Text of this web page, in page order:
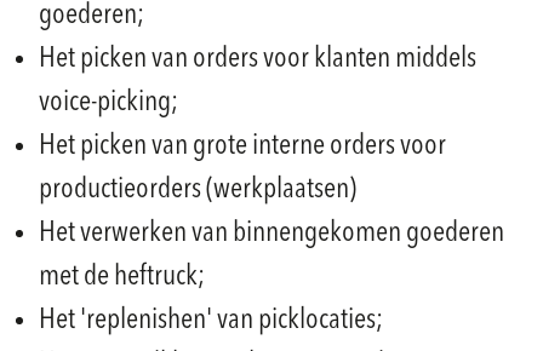
goederen;
Het picken van orders voor klanten middels
voice-picking;
Het picken van grote interne orders voor
productieorders (werkplaatsen)
Het verwerken van binnengekomen goederen
met de heftruck;
Het 'replenishen' van picklocaties;